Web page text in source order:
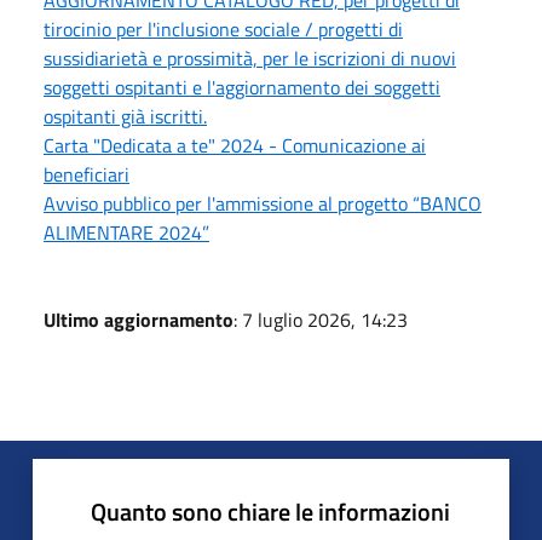
tirocinio per l'inclusione sociale / progetti di
sussidiarietà e prossimità, per le iscrizioni di nuovi
soggetti ospitanti e l'aggiornamento dei soggetti
ospitanti già iscritti.
Carta "Dedicata a te" 2024 - Comunicazione ai
beneficiari
Avviso pubblico per l'ammissione al progetto “BANCO
ALIMENTARE 2024”
Ultimo aggiornamento: 7 luglio 2026, 14:23
Quanto sono chiare le informazioni